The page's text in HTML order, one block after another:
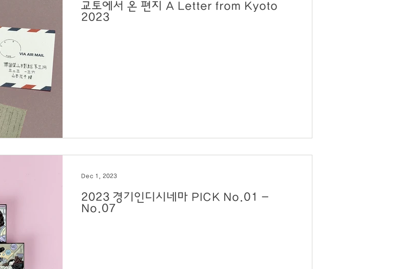
교토에서 온 편지 A Letter from Kyoto
2023
2023 경기인디시네마 PICK No.01 -
No.07
Dec 1, 2023